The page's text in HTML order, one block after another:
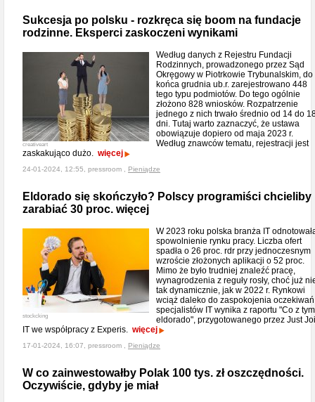
Sukcesja po polsku - rozkręca się boom na fundacje
rodzinne. Eksperci zaskoczeni wynikami
creativeart
Według danych z Rejestru Fundacji
Rodzinnych, prowadzonego przez Sąd
Okręgowy w Piotrkowie Trybunalskim, do
końca grudnia ub.r. zarejestrowano 448
tego typu podmiotów. Do tego ogólnie
złożono 828 wniosków. Rozpatrzenie
jednego z nich trwało średnio od 14 do
dni. Tutaj warto zaznaczyć, że ustawa
obowiązuje dopiero od maja 2023 r.
Według znawców tematu, rejestracji jest
zaskakująco dużo. więcej
24-01-2024, 12:55, pressroom , Pieniądze
Eldorado się skończyło? Polscy programiści chcieliby
zarabiać 30 proc. więcej
stockcking
W 2023 roku polska branża IT
spowolnienie rynku pracy. Liczba ofert
spadła o 26 proc. rdr przy jednoczesnym
wzroście złożonych aplikacji o 52 proc.
Mimo że było trudniej znaleźć pracę,
wynagrodzenia z reguły rosły, choć już
tak dynamicznie, jak w 2022 r. Rynkowi
wciąż daleko do zaspokojenia oczekiwań
specjalistów IT wynika z raportu "Co z tym
eldorado", przygotowanego przez Just
IT we współpracy z Experis. więcej
17-01-2024, 16:07, pressroom , Pieniądze
W co zainwestowałby Polak 100 tys. zł oszczędności.
Oczywiście, gdyby je miał